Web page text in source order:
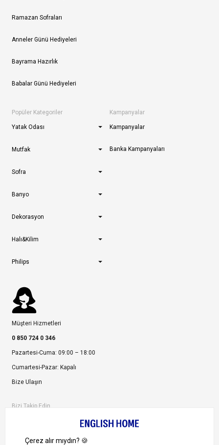
Ramazan Sofraları
Anneler Günü Hediyeleri
Bayrama Hazırlık
Babalar Günü Hediyeleri
Popüler Kategoriler
Yatak Odası
Mutfak
Sofra
Banyo
Dekorasyon
Halı&Kilim
Philips
Kampanyalar
Kampanyalar
Banka Kampanyaları
Müşteri Hizmetleri
0 850 724 0 346
Pazartesi-Cuma: 09:00 – 18:00
Cumartesi-Pazar: Kapalı
Bize Ulaşın
Bizi Takip Edin